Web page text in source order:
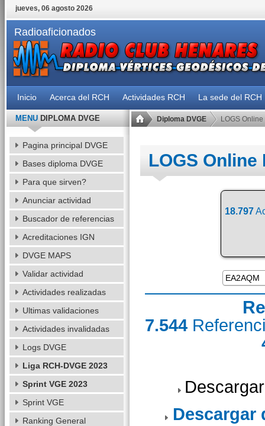
jueves, 06 agosto 2026
Radioaficionados
Inicio Acerca del RCH Actividades RCH La sede del RCH
Diploma DVGE LOGS Online
LOGS Online
18.797
7.544
Descargar
MENUDIPLOMA DVGE
Pagina principal DVGE
Bases diploma DVGE
Para que sirven?
Anunciar actividad
Buscador de referencias
Acreditaciones IGN
DVGE MAPS
Validar actividad
Actividades realizadas
Ultimas validaciones
Actividades invalidadas
Logs DVGE
Liga RCH-DVGE 2023
Sprint VGE 2023
Sprint VGE
Ranking General